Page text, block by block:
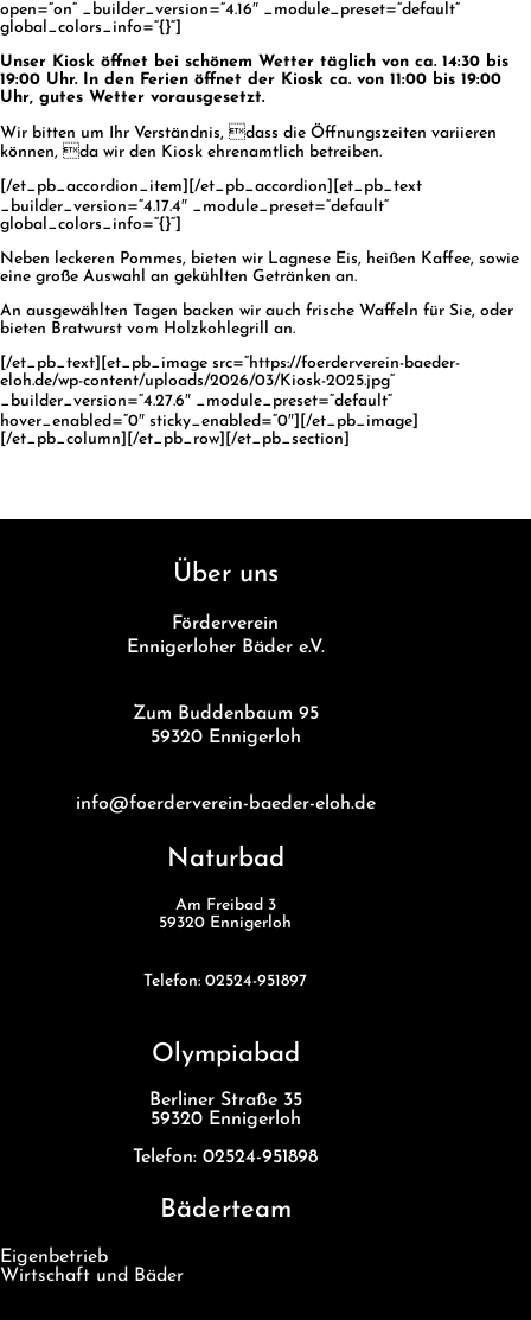
open=“on“ _builder_version=“4.16″ _module_preset=“default“
global_colors_info=“{}“]
Unser Kiosk öffnet bei schönem Wetter täglich von ca. 14:30 bis
19:00 Uhr. In den Ferien öffnet der Kiosk ca. von 11:00 bis 19:00
Uhr, gutes Wetter vorausgesetzt.
Wir bitten um Ihr Verständnis, dass die Öffnungszeiten variieren
können, da wir den Kiosk ehrenamtlich betreiben.
[/et_pb_accordion_item][/et_pb_accordion][et_pb_text
_builder_version=“4.17.4″ _module_preset=“default“
global_colors_info=“{}“]
Neben leckeren Pommes, bieten wir Lagnese Eis, heißen Kaffee, sowie
eine große Auswahl an gekühlten Getränken an.
An ausgewählten Tagen backen wir auch frische Waffeln für Sie, oder
bieten Bratwurst vom Holzkohlegrill an.
[/et_pb_text][et_pb_image src=“https://foerderverein-baeder-
eloh.de/wp-content/uploads/2026/03/Kiosk-2025.jpg“
_builder_version=“4.27.6″ _module_preset=“default“
hover_enabled=“0″ sticky_enabled=“0″][/et_pb_image]
[/et_pb_column][/et_pb_row][/et_pb_section]
Über uns
Förderverein
Ennigerloher Bäder e.V.
Zum Buddenbaum 95
59320 Ennigerloh
info@foerderverein-baeder-eloh.de
Naturbad
Am Freibad 3
59320 Ennigerloh
Telefon: 02524-951897
Olympiabad
Berliner Straße 35
59320 Ennigerloh
Telefon: 02524-951898
Bäderteam
Eigenbetrieb
Wirtschaft und Bäder